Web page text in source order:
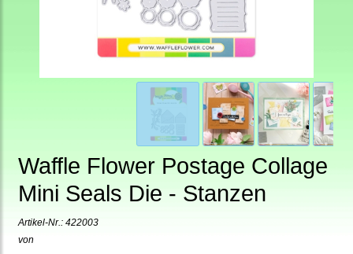
Waffle Flower Postage Collage
Mini Seals Die - Stanzen
Artikel-Nr.: 422003
von